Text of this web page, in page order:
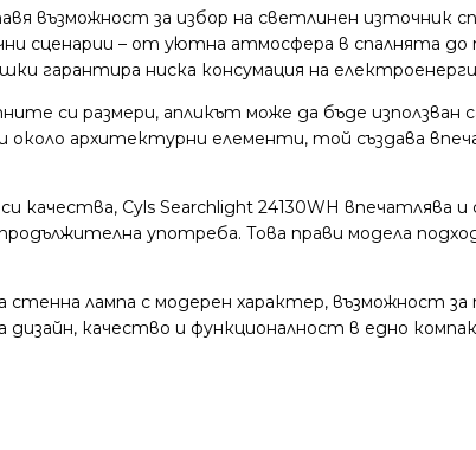
възможност за избор на светлинен източник
сценарии – от уютна атмосфера в спалнята
гарантира ниска консумация на
си размери, апликът може да бъде
около архитектурни елементи, той създава
качества, Cyls Searchlight 24130WH впечатлява
употреба. Това прави модела
лампа с модерен характер, възможност за
качество и функционалност в едно